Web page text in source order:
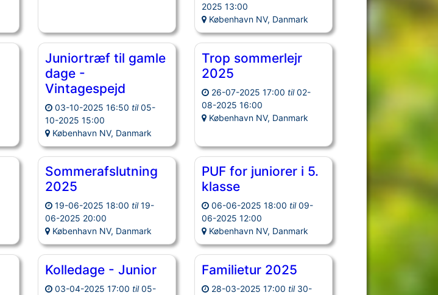
2025 13:00
København NV, Danmark
Juniortræf til gamle
dage -
Vintagespejd
03-10-2025 16:50 til 05-
10-2025 15:00
København NV, Danmark
Trop sommerlejr
2025
26-07-2025 17:00 til 02-
08-2025 16:00
København NV, Danmark
Sommerafslutning
2025
19-06-2025 18:00 til 19-
06-2025 20:00
København NV, Danmark
PUF for juniorer i 5.
klasse
06-06-2025 18:00 til 09-
06-2025 12:00
København NV, Danmark
Kolledage - Junior
03-04-2025 17:00 til 05-
Familietur 2025
28-03-2025 17:00 til 30-